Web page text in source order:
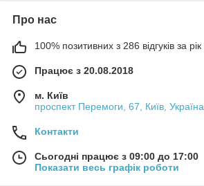
Про нас
100% позитивних з 286 відгуків за рік
Працює з 20.08.2018
м. Київ
проспект Перемоги, 67, Київ, Україна
Контакти
Сьогодні працює з 09:00 до 17:00
Показати весь графік роботи